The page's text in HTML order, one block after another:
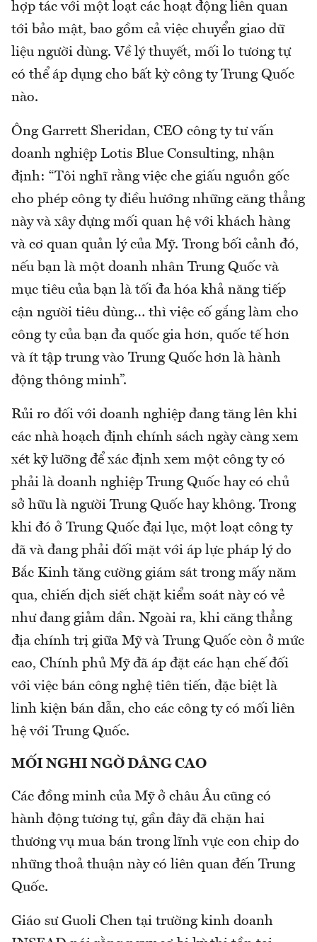
hợp tác với một loạt các hoạt động liên quan
tới bảo mật, bao gồm cả việc chuyển giao dữ
liệu người dùng. Về lý thuyết, mối lo tương tự
có thể áp dụng cho bất kỳ công ty Trung Quốc
nào.
Ông Garrett Sheridan, CEO công ty tư vấn
doanh nghiệp Lotis Blue Consulting, nhận
định: “Tôi nghĩ rằng việc che giấu nguồn gốc
cho phép công ty điều hướng những căng thẳng
này và xây dựng mối quan hệ với khách hàng
và cơ quan quản lý của Mỹ. Trong bối cảnh đó,
nếu bạn là một doanh nhân Trung Quốc và
mục tiêu của bạn là tối đa hóa khả năng tiếp
cận người tiêu dùng… thì việc cố gắng làm cho
công ty của bạn đa quốc gia hơn, quốc tế hơn
và ít tập trung vào Trung Quốc hơn là hành
động thông minh”.
Rủi ro đối với doanh nghiệp đang tăng lên khi
các nhà hoạch định chính sách ngày càng xem
xét kỹ lưỡng để xác định xem một công ty có
phải là doanh nghiệp Trung Quốc hay có chủ
sở hữu là người Trung Quốc hay không. Trong
khi đó ở Trung Quốc đại lục, một loạt công ty
đã và đang phải đối mặt với áp lực pháp lý do
Bắc Kinh tăng cường giám sát trong mấy năm
qua, chiến dịch siết chặt kiểm soát này có vẻ
như đang giảm dần. Ngoài ra, khi căng thẳng
địa chính trị giữa Mỹ và Trung Quốc còn ở mức
cao, Chính phủ Mỹ đã áp đặt các hạn chế đối
với việc bán công nghệ tiên tiến, đặc biệt là
linh kiện bán dẫn, cho các công ty có mối liên
hệ với Trung Quốc.
MỐI NGHI NGỜ DÂNG CAO
Các đồng minh của Mỹ ở châu Âu cũng có
hành động tương tự, gần đây đã chặn hai
thương vụ mua bán trong lĩnh vực con chip do
những thoả thuận này có liên quan đến Trung
Quốc.
Giáo sư Guoli Chen tại trường kinh doanh